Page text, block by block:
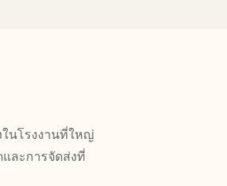
นโรงงานที่ใหญ่
ละการจัดส่งที่